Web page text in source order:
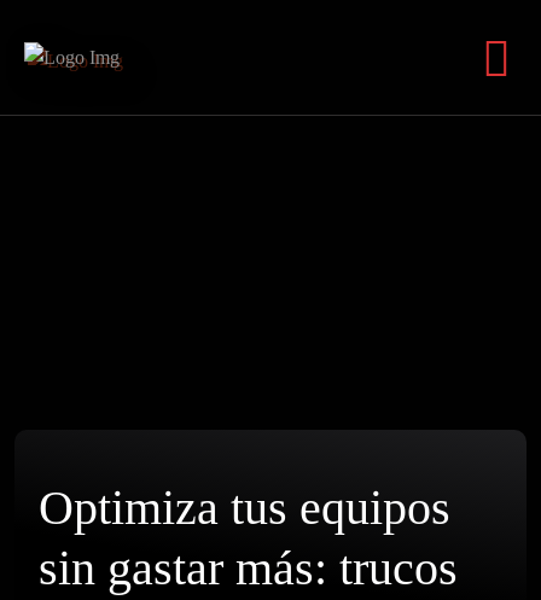
Optimiza tus equipos
sin gastar más: trucos